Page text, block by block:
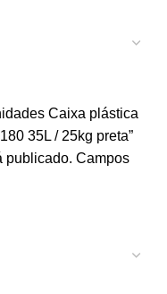
Caixa plástica
35L / 25kg preta”
publicado. Campos